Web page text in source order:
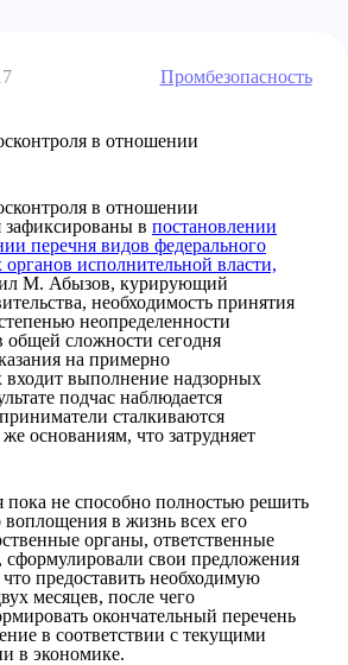
Промбезопасность
в отношении
в отношении
в постановлении
перечня видов федерального
исполнительной власти,
М. Абызов, курирующий
необходимость принятия
неопределенности
общей сложности сегодня
на примерно
входит выполнение надзорных
подчас наблюдается
сталкиваются
основаниям, что затрудняет
пока не способно полностью решить
в жизнь всех его
органы, ответственные
свои предложения
предоставить необходимую
месяцев, после чего
окончательный перечень
в соответствии с текущими
в экономике.